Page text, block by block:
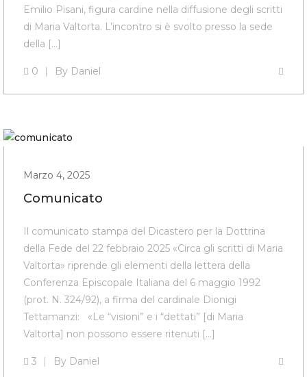
Emilio Pisani, figura cardine nella diffusione degli scritti
di Maria Valtorta. L’incontro si è svolto presso la sede
della […]
0 By Daniel
Marzo 4, 2025
Comunicato
Il comunicato stampa del Dicastero per la Dottrina
della Fede del 22 febbraio 2025 «Circa gli scritti di Maria
Valtorta» riprende gli elementi della lettera della
Conferenza Episcopale Italiana del 6 maggio 1992
(prot. N. 324/92), a firma del cardinale Dionigi
Tettamanzi: «Le “visioni” e i “dettati” [di Maria
Valtorta] non possono essere ritenuti [...]
3 By Daniel